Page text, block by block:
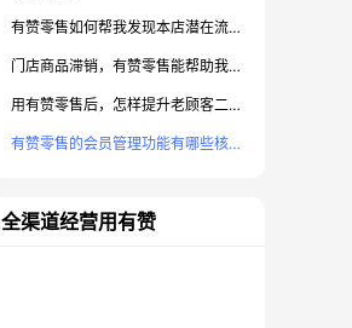
有赞零售如何帮我发现本店潜在流失用户？
门店商品滞销，有赞零售能帮助我定位原因吗？
用有赞零售后，怎样提升老顾客二次消费？
有赞零售的会员管理功能有哪些核心亮点？
全渠道经营用有赞